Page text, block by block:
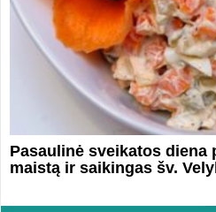
Pasaulinė sveikatos diena
maistą ir saikingas šv.